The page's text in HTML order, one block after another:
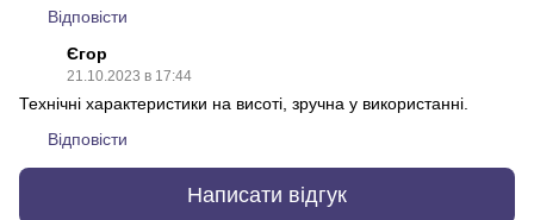
Відповісти
Єгор
21.10.2023 в 17:44
Технічні характеристики на висоті, зручна у використанні.
Відповісти
Написати відгук